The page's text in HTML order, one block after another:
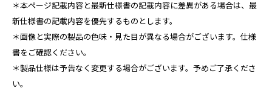
＊本ページ記載内容と最新仕様書の記載内容に差異がある場合は、最
新仕様書の記載内容を優先するものとします。
＊画像と実際の製品の色味・見た目が異なる場合がございます。仕様
書をご確認ください。
＊製品仕様は予告なく変更する場合がございます。予めご了承くださ
い。